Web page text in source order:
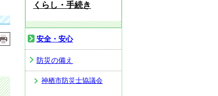
くらし・手続き
安全・安心
防災の備え
神栖市防災士協議会